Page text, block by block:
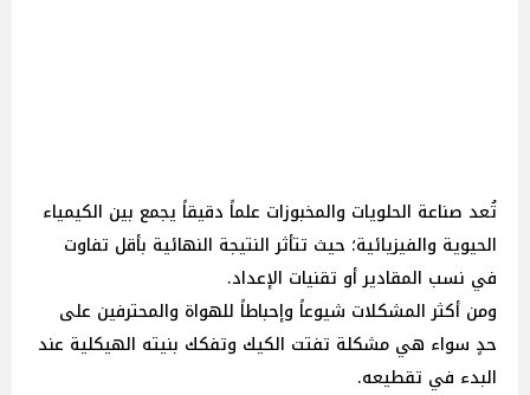
تُعد صناعة الحلويات والمخبوزات علماً دقيقاً يجمع بين الكيمياء
الحيوية والفيزيائية؛ حيث تتأثر النتيجة النهائية بأقل تفاوت
في نسب المقادير أو تقنيات الإعداد.
ومن أكثر المشكلات شيوعاً وإحباطاً للهواة والمحترفين على
حدٍ سواء هي مشكلة تفتت الكيك وتفكك بنيته الهيكلية عند
البدء في تقطيعه.